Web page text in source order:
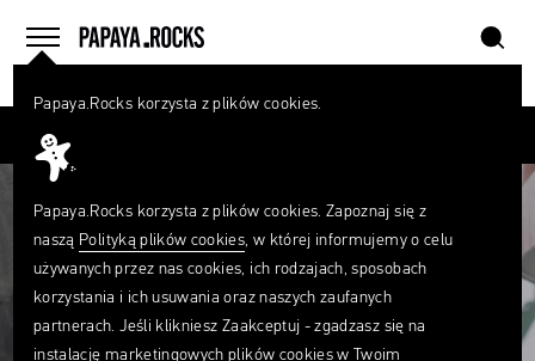
menu
home szukaj
Papaya.Rocks korzysta z plików cookies.
Papaya.Rocks korzysta z plików cookies. Zapoznaj się z
naszą Polityką plików cookies, w której informujemy o celu
używanych przez nas cookies, ich rodzajach, sposobach
korzystania i ich usuwania oraz naszych zaufanych
partnerach. Jeśli klikniesz Zaakceptuj - zgadzasz się na
instalację marketingowych plików cookies w Twoim
Czego
szukasz?